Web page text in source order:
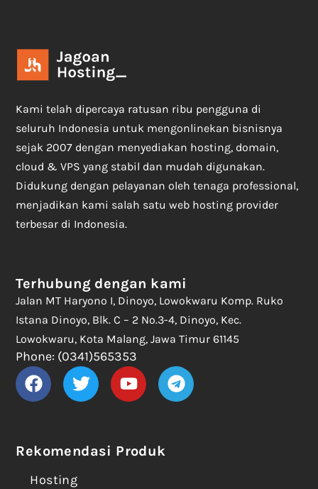
Kami telah dipercaya ratusan ribu pengguna di
seluruh Indonesia untuk mengonlinekan bisnisnya
sejak 2007 dengan menyediakan hosting, domain,
cloud & VPS yang stabil dan mudah digunakan.
Didukung dengan pelayanan oleh tenaga professional,
menjadikan kami salah satu web hosting provider
terbesar di Indonesia.
Rekomendasi Produk
Hosting
Terhubung dengan kami
Jalan MT Haryono I, Dinoyo, Lowokwaru Komp. Ruko
Istana Dinoyo, Blk. C – 2 No.3-4, Dinoyo, Kec.
Lowokwaru, Kota Malang, Jawa Timur 61145
Phone: (0341)565353